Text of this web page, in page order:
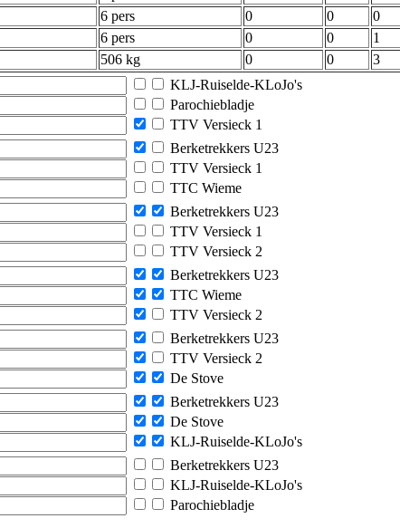
6 pers 0 0 0
6 pers 0 0 1
506 kg 0 0 3
KLJ-Ruiselde-KLoJo's
Parochiebladje
TTV Versieck 1
Berketrekkers U23
TTV Versieck 1
TTC Wieme
Berketrekkers U23
TTV Versieck 1
TTV Versieck 2
Berketrekkers U23
TTC Wieme
TTV Versieck 2
Berketrekkers U23
TTV Versieck 2
De Stove
Berketrekkers U23
De Stove
KLJ-Ruiselde-KLoJo's
Berketrekkers U23
KLJ-Ruiselde-KLoJo's
Parochiebladje